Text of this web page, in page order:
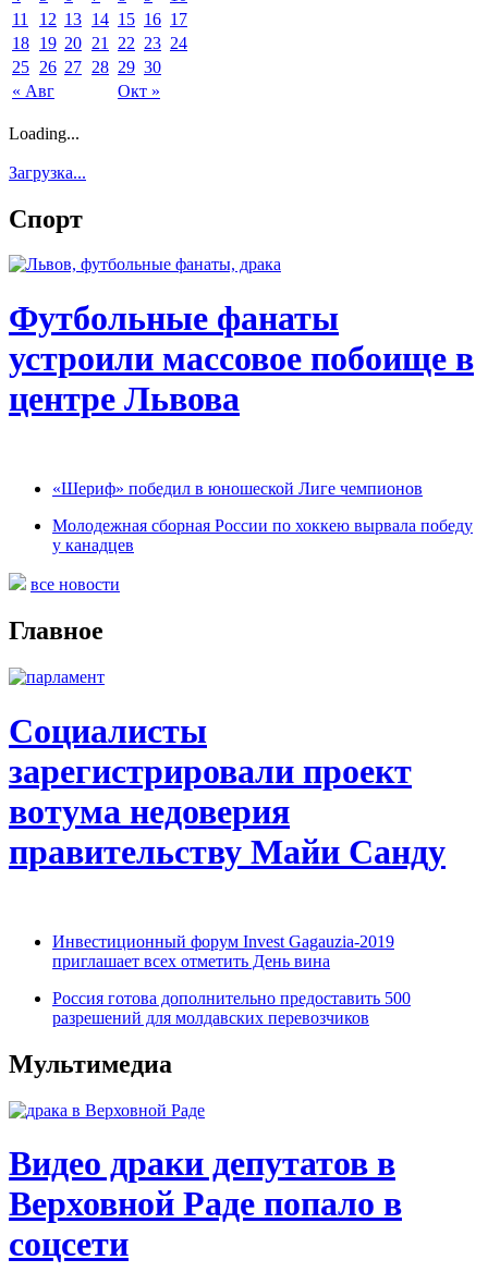
« Авг Окт »
11
12 13 14 15 16 17
18 19 20 21 22 23 24
25 26 27 28 29 30
Loading...
Загрузка...
Спорт
Футбольные фанаты
устроили массовое побоище в
центре Львова
«Шериф» победил в юношеской Лиге чемпионов
Молодежная сборная России по хоккею вырвала победу
у канадцев
все новости
Главное
Социалисты
зарегистрировали проект
вотума недоверия
правительству Майи Санду
Инвестиционный форум Invest Gagauzia-2019
приглашает всех отметить День вина
Россия готова дополнительно предоставить 500
разрешений для молдавских перевозчиков
Мультимедиа
Видео драки депутатов в
Верховной Раде попало в
соцсети